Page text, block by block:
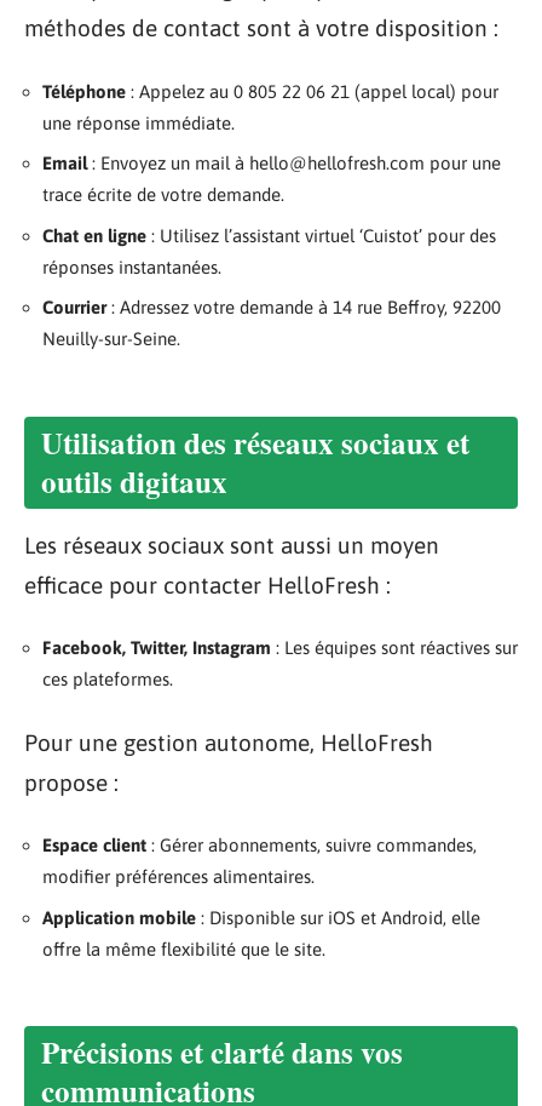
méthodes de contact sont à votre disposition :
Téléphone : Appelez au 0 805 22 06 21 (appel local) pour
une réponse immédiate.
Email: Envoyez un mail à hello@hellofresh.com pour une
trace écrite de votre demande.
Chat en ligne : Utilisez l’assistant virtuel ‘Cuistot’ pour des
réponses instantanées.
Courrier: Adressez votre demande à 14 rue Beffroy, 92200
Neuilly-sur-Seine.
Utilisation des réseaux sociaux et
outils digitaux
Les réseaux sociaux sont aussi un moyen
efficace pour contacter HelloFresh :
Facebook, Twitter, Instagram : Les équipes sont réactives sur
ces plateformes.
Pour une gestion autonome, HelloFresh
propose :
Espace client : Gérer abonnements, suivre commandes,
modifier préférences alimentaires.
Application mobile : Disponible sur iOS et Android, elle
offre la même flexibilité que le site.
Précisions et clarté dans vos
communications